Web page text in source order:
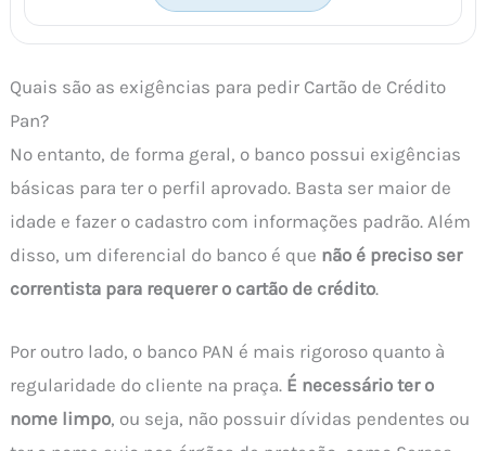
Quais são as exigências para pedir Cartão de Crédito
Pan?
No entanto, de forma geral, o banco possui exigências
básicas para ter o perfil aprovado. Basta ser maior de
idade e fazer o cadastro com informações padrão. Além
disso, um diferencial do banco é que não é preciso ser
correntista para requerer o cartão de crédito.
Por outro lado, o banco PAN é mais rigoroso quanto à
regularidade do cliente na praça. É necessário ter o
nome limpo, ou seja, não possuir dívidas pendentes ou